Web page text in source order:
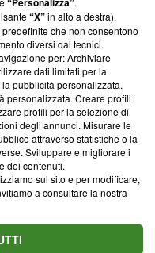
Carlo Frasca, 3 - 6900
“X”in alto a destra),
che non consentono
diversi dai tecnici.
per: Archiviare
dati limitati per la
pubblicità personalizzata.
personalizzata. Creare profili
profili per la selezione di
degli annunci. Misurare le
attraverso statistiche o la
Sviluppare e migliorare i
dei contenuti.
sul sito e per modificare,
a consultare la nostra